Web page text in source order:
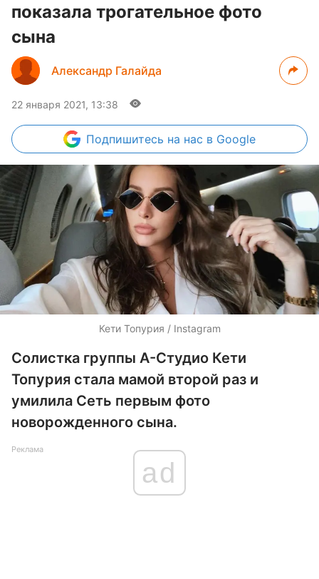
показала трогательное фото
сына
Александр Галайда
22 января 2021, 13:38
Подпишитесь на нас в Google
Кети Топурия / Instagram
Солистка группы А-Студио Кети
Топурия стала мамой второй раз и
умилила Сеть первым фото
новорожденного сына.
Реклама
ad